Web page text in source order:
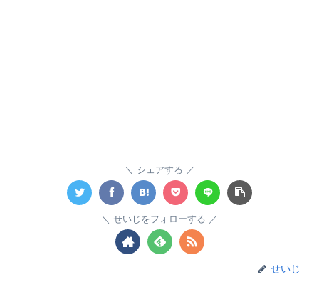
シェアする
せいじをフォローする
せいじ